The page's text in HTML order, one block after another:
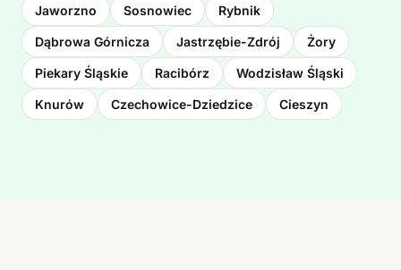
Jaworzno Sosnowiec Rybnik
Dąbrowa Górnicza Jastrzębie-Zdrój Żory
Piekary Śląskie Racibórz Wodzisław Śląski
Knurów Czechowice-Dziedzice Cieszyn